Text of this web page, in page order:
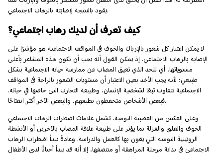
يقود بالنتيجة لإصابته بالرهاب الاجتماعي.
كيف تعرف أن لديك رهاب اجتماعي؟
لا يمكن اعتبار كل شعور بالإرباك والخوف في المواقف الاجتماعية هو مؤشرًا على
الإصابة بالرهاب الاجتماعي. إذ يمكن القول أنه يجب أن تكون هذه المشاعر بأعلى
مستوياتها، أي للحد الذي تعيق المصاب عن ممارسة حياته الاجتماعية بشكل
طبيعي؛ لأنه يجب الأخذ بعين الاعتبار أن مستويات الشعور بالراحة في المواقف
الاجتماعية تتفاوت تبعًا لشخصية الإنسان، وطبيعة التجارب التي خاضها في حياته.
فبعض الأشخاص متحفظون بطبعهم، والبعض الآخر أكثر انفتاحًا.
وعلى العكس من العصبية اليومية، تشمل علامات اضطراب الرهاب الاجتماعي
الخوف والقلق والعزلة بما يؤثر على طبيعة علاقة المصاب بالآخرين أو الأنشطة
الروتينية اليومية التي يقون بها كالعمل والدراسة. وعادةً يبدأ اضطراب الرهاب
الاجتماعي في بداية مرحلة المراهقة أو منتصفها، إلا أنه قد يبدأ أحيانًا لدى الأطفال